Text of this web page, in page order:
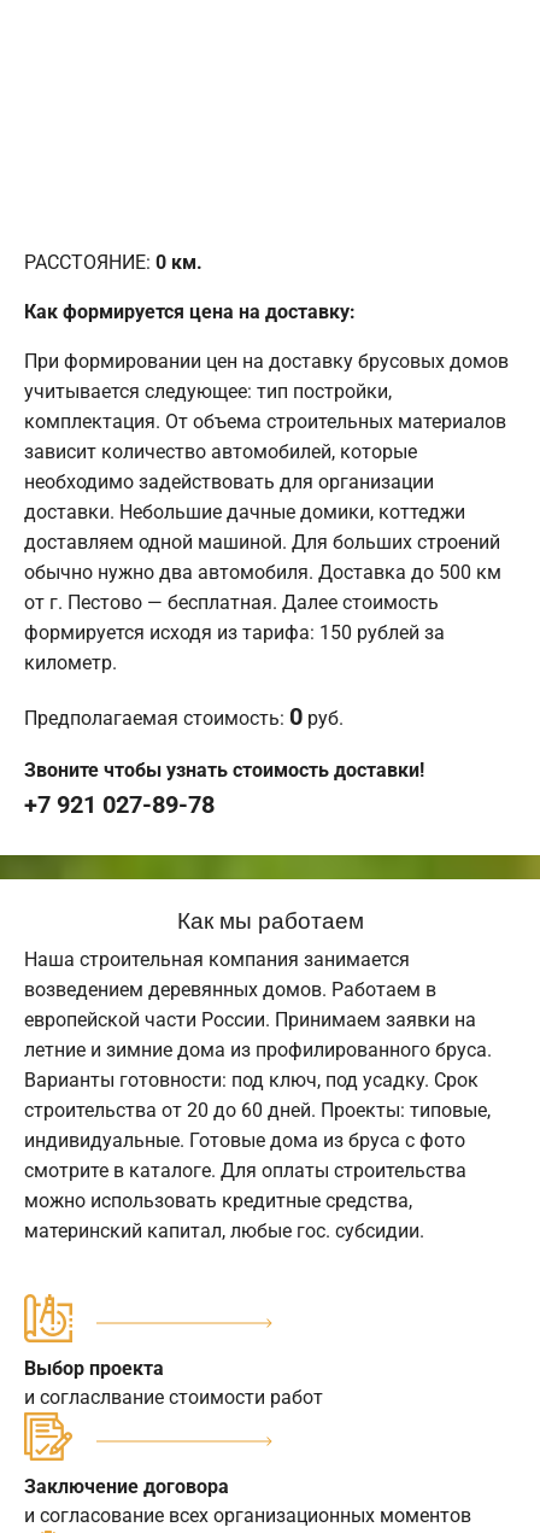
РАССТОЯНИЕ: 0 км.
Как формируется цена на доставку:
При формировании цен на доставку брусовых домов
учитывается следующее: тип постройки,
комплектация. От объема строительных материалов
зависит количество автомобилей, которые
необходимо задействовать для организации
доставки. Небольшие дачные домики, коттеджи
доставляем одной машиной. Для больших строений
обычно нужно два автомобиля. Доставка до 500 км
от г. Пестово — бесплатная. Далее стоимость
формируется исходя из тарифа: 150 рублей за
километр.
Предполагаемая стоимость: 0 руб.
Звоните чтобы узнать стоимость доставки!
+7 921 027-89-78
Как мы работаем
Наша строительная компания занимается
возведением деревянных домов. Работаем в
европейской части России. Принимаем заявки на
летние и зимние дома из профилированного бруса.
Варианты готовности: под ключ, под усадку. Срок
строительства от 20 до 60 дней. Проекты: типовые,
индивидуальные. Готовые дома из бруса с фото
смотрите в каталоге. Для оплаты строительства
можно использовать кредитные средства,
материнский капитал, любые гос. субсидии.
Выбор проекта
и согласлвание стоимости работ
Заключение договора
и согласование всех организационных моментов